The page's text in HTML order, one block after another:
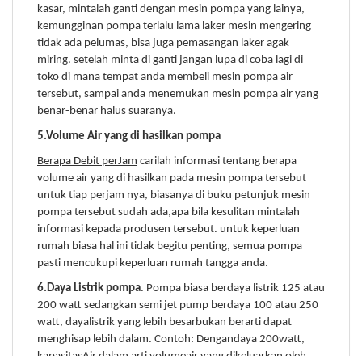
kasar, mintalah ganti dengan mesin pompa yang lainya,
kemungginan pompa terlalu lama laker mesin mengering
tidak ada pelumas, bisa juga pemasangan laker agak
miring. setelah minta di ganti jangan lupa di coba lagi di
toko di mana tempat anda membeli mesin pompa air
tersebut, sampai anda menemukan mesin pompa air yang
benar-benar halus suaranya.
5.Volume Air yang di hasilkan pompa
Berapa Debit perJam carilah informasi tentang berapa
volume air yang di hasilkan pada mesin pompa tersebut
untuk tiap perjam nya, biasanya di buku petunjuk mesin
pompa tersebut sudah ada,apa bila kesulitan mintalah
informasi kepada produsen tersebut. untuk keperluan
rumah biasa hal ini tidak begitu penting, semua pompa
pasti mencukupi keperluan rumah tangga anda.
6.Daya Listrik pompa. Pompa biasa berdaya listrik 125 atau
200 watt sedangkan semi jet pump berdaya 100 atau 250
watt, dayalistrik yang lebih besarbukan berarti dapat
menghisap lebih dalam. Contoh: Dengandaya 200watt,